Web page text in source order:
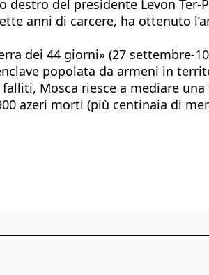
del presidente Levon
anni di carcere, ha ottenuto
dei 44 giorni» (27 settembre-
popolata da armeni in
Mosca riesce a mediare
azeri morti (più centinaia di